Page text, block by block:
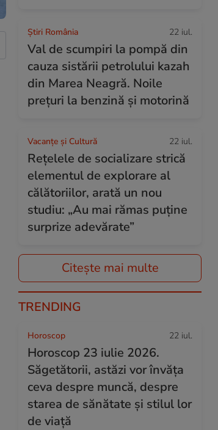
Știri România 22 iul.
Val de scumpiri la pompă din
cauza sistării petrolului kazah
din Marea Neagră. Noile
prețuri la benzină și motorină
Vacanțe și Cultură 22 iul.
Rețelele de socializare strică
elementul de explorare al
călătoriilor, arată un nou
studiu: „Au mai rămas puține
surprize adevărate”
Citește mai multe
TRENDING
Horoscop 22 iul.
Horoscop 23 iulie 2026.
Săgetătorii, astăzi vor învăța
ceva despre muncă, despre
starea de sănătate și stilul lor
de viață